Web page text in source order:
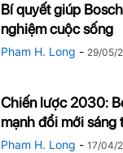
Bí quyết giúp
nghiệm cuộc sống
Pham H. Long - 29/05/
Chiến lược 2030:
mạnh đổi mới sáng
Pham H. Long - 17/04/